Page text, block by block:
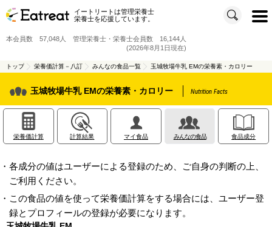
イートリートは管理栄養士
栄養士を応援しています。
t
o
i
o
本会員数 57,048人 管理栄養士・栄養士会員数 16,144人
(2026年8月1日現在)
トップ 栄養価計算－八訂 みんなの食品一覧 玉城牧場牛乳 EMの栄養素・カロリー
玉城牧場牛乳 EMの栄養素・カロリー Nutrition Facts
栄養価計算 計算結果 マイ食品 みんなの食品 食品成分
・各成分の値はユーザーによる登録のため、ご自身の判断の上、
ご利用ください。
・この食品の値を使って栄養価計算をする場合には、ユーザー登
録とプロフィールの登録が必要になります。